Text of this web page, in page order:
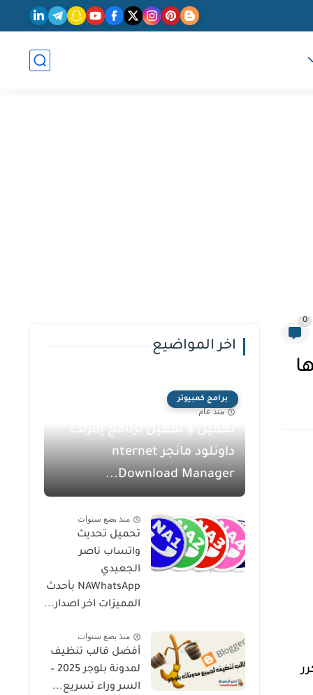
0
اخر المواضيع
برامج كمبيوتر
منذ عام
تحميل و تفعيل برنامج إنترنت
داونلود مانجر nternet
Download Manager...
منذ بضع سنوات
تحميل تحديث
واتساب ناصر
الجعيدي
NAWhatsApp بأحدث
المميزات اخر اصدار...
منذ بضع سنوات
أفضل قالب تنظيف
لمدونة بلوجر 2025 –
السر وراء تسريع...